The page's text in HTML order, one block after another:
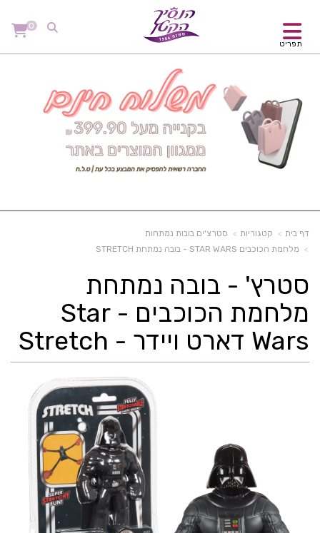
תפריט
0
דף בית קטגוריות
סטרצ'ים בובות נמתחות
מלחמת הכוכבים STAR WARS - בובה נמתחת STRETCH
סטרץ' - בובה נמתחת
מלחמת הכוכבים - Star
Wars דארט ויידר - Stretch